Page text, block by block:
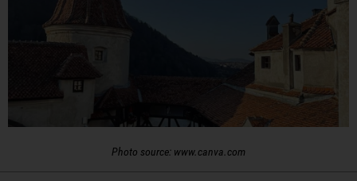
Photo source: www.canva.com